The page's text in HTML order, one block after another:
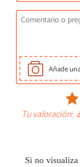
Añade
Tu valoración:
Si no